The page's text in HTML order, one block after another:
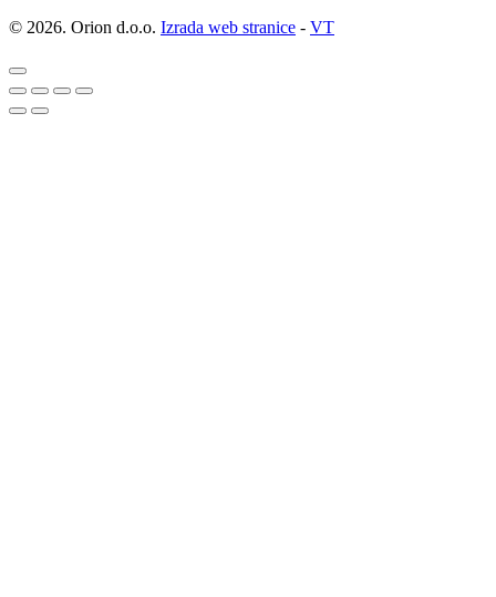
© 2026. Orion d.o.o. Izrada web stranice - VT